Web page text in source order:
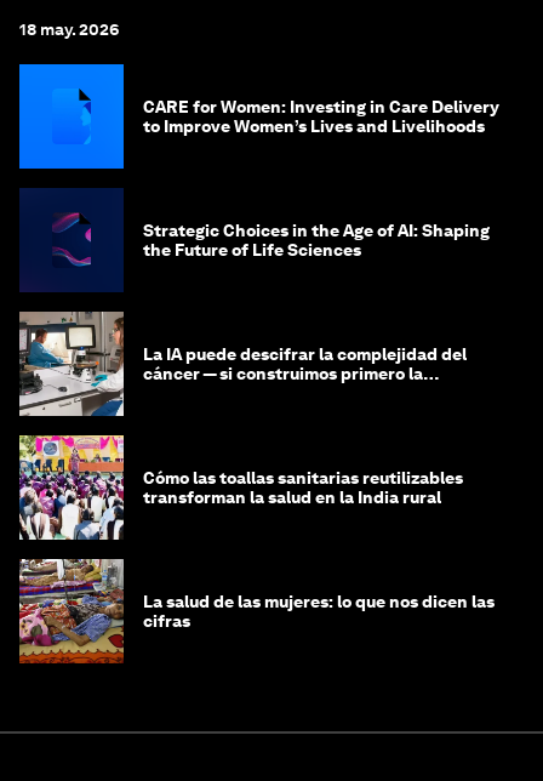
18 may. 2026
CARE for Women: Investing in Care Delivery
to Improve Women’s Lives and Livelihoods
Strategic Choices in the Age of AI: Shaping
the Future of Life Sciences
La IA puede descifrar la complejidad del
cáncer — si construimos primero la
Cómo las toallas sanitarias reutilizables
transforman la salud en la India rural
La salud de las mujeres: lo que nos dicen las
cifras